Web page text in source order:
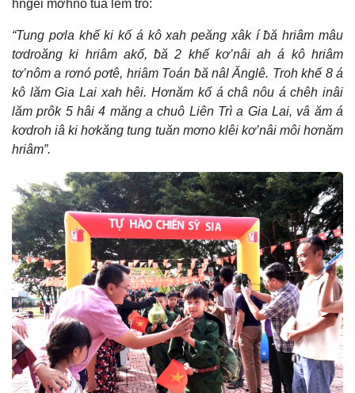
hngêi mơhno túa lĕm tro:
“Tung pơla khế ki kố á kô xah peăng xâk í ƀă hriâm mâu
tơdroăng ki hriâm akố, ƀă 2 khế kơ’nâi ah á kô hriâm
tơ’nôm a rơnó pơtê, hriâm Toán ƀă nâl Ănglê. Troh khế 8 á
kô lăm Gia Lai xah hêi. Hơnăm kố á châ nôu á chêh inâi
lăm prôk 5 hâi 4 măng a chuô Liên Trì a Gia Lai, vâ ăm á
kơdroh iâ ki hơkăng tung tuăn mơno klêi kơ’nâi môi hơnăm
hriâm”.